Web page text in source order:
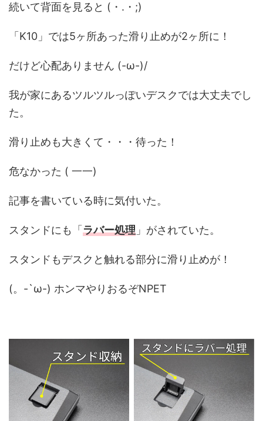
続いて背面を見ると (・.・;)
「K10」では5ヶ所あった滑り止めが2ヶ所に！
だけど心配ありません (-ω-)/
我が家にあるツルツルっぽいデスクでは大丈夫でし
た。
滑り止めも大きくて・・・待った！
危なかった ( 一一)
記事を書いている時に気付いた。
スタンドにも「 ラバー処理 」がされていた。
スタンドもデスクと触れる部分に滑り止めが！
(。-`ω-) ホンマやりおるぞNPET